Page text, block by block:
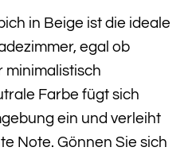
in Beige ist die ideale
egal ob
minimalistisch
Farbe fügt sich
ein und verleiht
Note. Gönnen Sie sich